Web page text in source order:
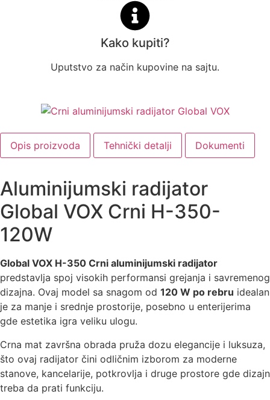
Kako kupiti?
Uputstvo za način kupovine na sajtu.
Opis proizvoda Tehnički detalji Dokumenti
Aluminijumski radijator
Global VOX Crni H-350-
120W
Global VOX H-350 Crni aluminijumski radijator
predstavlja spoj visokih performansi grejanja i savremenog
dizajna. Ovaj model sa snagom od 120 W po rebru idealan
je za manje i srednje prostorije, posebno u enterijerima
gde estetika igra veliku ulogu.
Crna mat završna obrada pruža dozu elegancije i luksuza,
što ovaj radijator čini odličnim izborom za moderne
stanove, kancelarije, potkrovlja i druge prostore gde dizajn
treba da prati funkciju.